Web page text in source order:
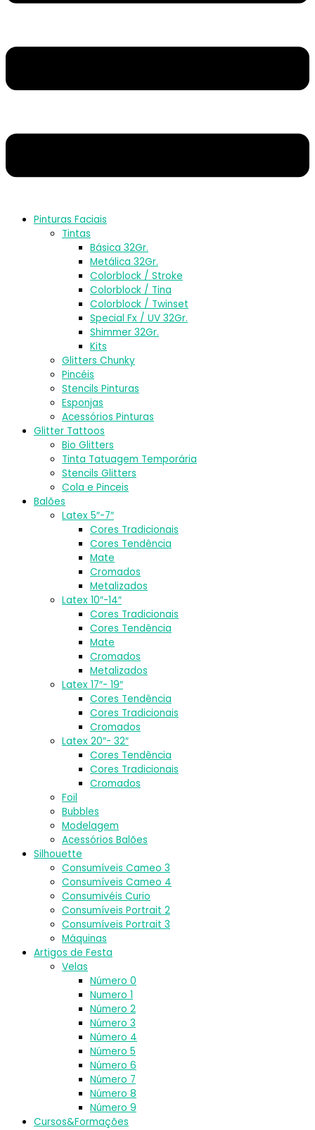
Pinturas Faciais
Tintas
Básica 32Gr.
Metálica 32Gr.
Colorblock / Stroke
Colorblock / Tina
Colorblock / Twinset
Special Fx / UV 32Gr.
Shimmer 32Gr.
Kits
Glitters Chunky
Pincéis
Stencils Pinturas
Esponjas
Acessórios Pinturas
Glitter Tattoos
Bio Glitters
Tinta Tatuagem Temporária
Stencils Glitters
Cola e Pinceis
Balões
Latex 5″-7″
Cores Tradicionais
Cores Tendência
Mate
Cromados
Metalizados
Latex 10″-14″
Cores Tradicionais
Cores Tendência
Mate
Cromados
Metalizados
Latex 17″- 19″
Cores Tendência
Cores Tradicionais
Cromados
Latex 20″- 32″
Cores Tendência
Cores Tradicionais
Cromados
Foil
Bubbles
Modelagem
Acessórios Balões
Silhouette
Consumíveis Cameo 3
Consumíveis Cameo 4
Consumivéis Curio
Consumíveis Portrait 2
Consumíveis Portrait 3
Máquinas
Artigos de Festa
Velas
Número 0
Numero 1
Número 2
Número 3
Número 4
Número 5
Número 6
Número 7
Número 8
Número 9
Cursos&Formações